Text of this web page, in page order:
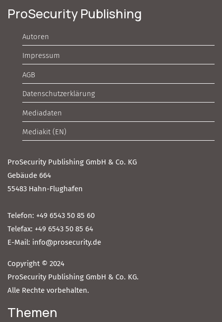
ProSecurity Publishing
Autoren
Impressum
AGB
Datenschutzerklärung
Mediadaten
Mediakit (EN)
ProSecurity Publishing GmbH & Co. KG
Gebäude 664
55483 Hahn-Flughafen
Telefon: +49 6543 50 85 60
Telefax: +49 6543 50 85 64
E-Mail: info@prosecurity.de
Copyright © 2024
ProSecurity Publishing GmbH & Co. KG.
Alle Rechte vorbehalten.
Themen